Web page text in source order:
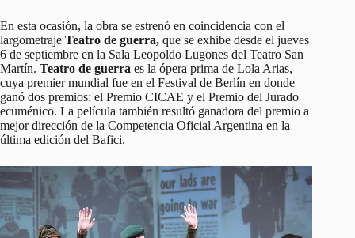
En esta ocasión, la obra se estrenó en coincidencia con el
largometraje Teatro de guerra, que se exhibe desde el jueves
6 de septiembre en la Sala Leopoldo Lugones del Teatro San
Martín. Teatro de guerra es la ópera prima de Lola Arias,
cuya premier mundial fue en el Festival de Berlín en donde
ganó dos premios: el Premio CICAE y el Premio del Jurado
ecuménico. La película también resultó ganadora del premio a
mejor dirección de la Competencia Oficial Argentina en la
última edición del Bafici.